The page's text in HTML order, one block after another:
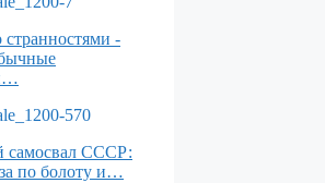
странностями -
самосвал СССР:
по болоту и…